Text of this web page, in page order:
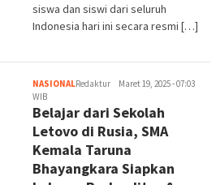
siswa dan siswi dari seluruh
Indonesia hari ini secara resmi […]
NASIONALRedaktur
Maret 19, 2025 - 07:03
WIB
Belajar dari Sekolah
Letovo di Rusia, SMA
Kemala Taruna
Bhayangkara Siapkan